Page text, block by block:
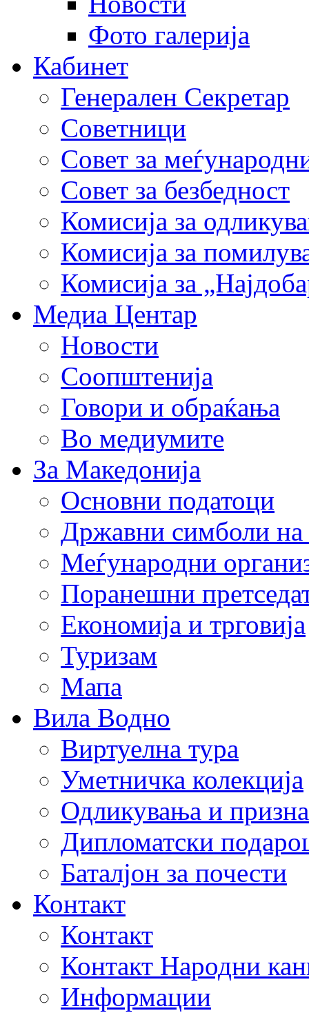
Фото галерија
Кабинет
Генерален Секретар
Советници
Совет за
Совет за безбедност
Комисија за
Комисија за
Комисија за
Медиа Центар
Новости
Соопштенија
Говори и обраќања
Во медиумите
За Македонија
Основни податоци
Државни симболи
Меѓународни
Поранешни
Економија и трговија
Туризам
Мапа
Вила Водно
Виртуелна тура
Уметничка колекција
Одликувања и
Дипломатски
Баталјон за почести
Контакт
Контакт
Контакт Народни
Информации